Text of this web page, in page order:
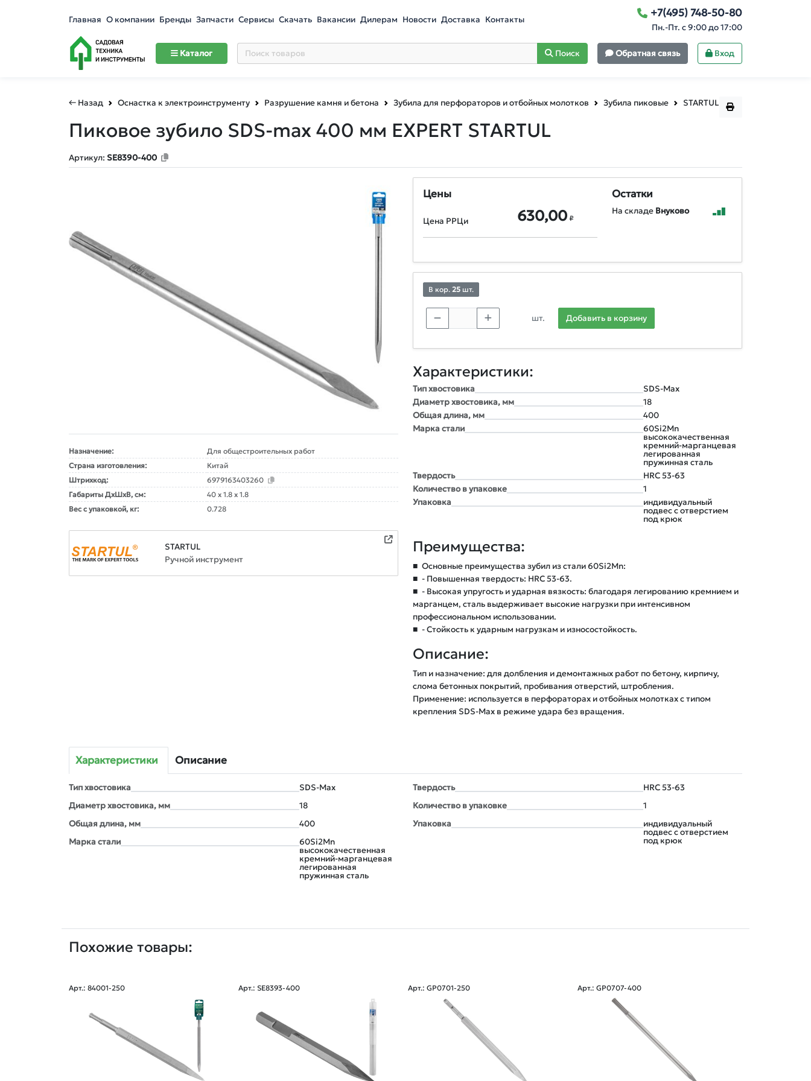
Главная О компании Бренды Запчасти Сервисы Скачать Вакансии Дилерам Новости Доставка Контакты +7(495) 748-50-80
Пн.-Пт. с 9:00 до 17:00
Каталог Поиск Обратная связь Вход
← Назад Оснастка к электроинструменту Разрушение камня и бетона Зубила для перфораторов и отбойных молотков Зубила пиковые STARTUL
Пиковое зубило SDS-max 400 мм EXPERT STARTUL
Артикул: SE8390-400
Назначение:
Для общестроительных работ
Страна изготовления:
Китай
Штрихкод:
6979163403260
Габариты ДxШxВ, см:
40 x 1.8 x 1.8
Вес с упаковкой, кг:
0.728
STARTUL
Ручной инструмент
Цены
Цена РРЦи 630,00 ₽
Остатки
На складе Внуково
В кор. 25 шт.
шт. Добавить в корзину
Характеристики:
Тип хвостовика
SDS-Max
Диаметр хвостовика, мм
18
Общая длина, мм
400
Марка стали
60Si2Mn
высококачественная
кремний-марганцевая
легированная
пружинная сталь
Твердость
HRC 53-63
Количество в упаковке
1
Упаковка
индивидуальный
подвес с отверстием
под крюк
Преимущества:
■ Основные преимущества зубил из стали 60Si2Mn:
■ - Повышенная твердость: HRC 53-63.
■ - Высокая упругость и ударная вязкость: благодаря легированию кремнием и
марганцем, сталь выдерживает высокие нагрузки при интенсивном
профессиональном использовании.
■ - Стойкость к ударным нагрузкам и износостойкость.
Описание:
Тип и назначение: для долбления и демонтажных работ по бетону, кирпичу,
слома бетонных покрытий, пробивания отверстий, штробления.
Применение: используется в перфораторах и отбойных молотках с типом
крепления SDS-Max в режиме удара без вращения.
Характеристики Описание
Тип хвостовика
SDS-Max
Диаметр хвостовика, мм
18
Общая длина, мм
400
Марка стали
60Si2Mn
высококачественная
кремний-марганцевая
легированная
пружинная сталь
Твердость
HRC 53-63
Количество в упаковке
1
Упаковка
индивидуальный
подвес с отверстием
под крюк
Похожие товары:
Арт.: 84001-250 Арт.: SE8393-400 Арт.: GP0701-250 Арт.: GP0707-400